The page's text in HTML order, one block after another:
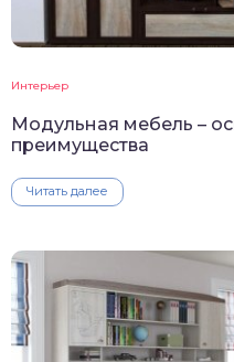
Интерьер
Модульная мебель –
преимущества
Читать далее